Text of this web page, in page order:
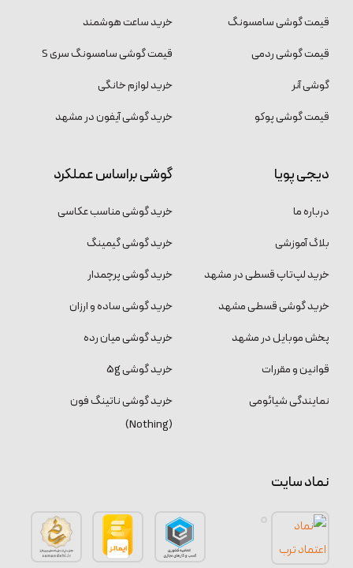
قیمت گوشی سامسونگ
قیمت گوشی ردمی
گوشی آنر
قیمت گوشی پوکو
خرید ساعت هوشمند
قیمت گوشی سامسونگ سری S
خرید لوازم خانگی
خرید گوشی آیفون در مشهد
دیجی پویا
درباره ما
بلاگ آموزشی
خرید لپ‌تاپ قسطی در مشهد
خرید گوشی قسطی مشهد
پخش موبایل در مشهد
قوانین و مقررات
نمایندگی شیائومی
گوشی براساس عملکرد
خرید گوشی مناسب عکاسی
خرید گوشی گیمینگ
خرید گوشی پرچمدار
خرید گوشی ساده و ارزان
خرید گوشی میان رده
خرید گوشی 5g
خرید گوشی ناتینگ فون
(Nothing)
نماد سایت